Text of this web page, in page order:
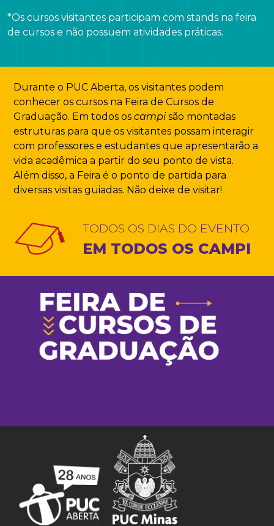
*Os cursos visitantes participam com stands na feira
de cursos e não possuem atividades práticas.
Durante o PUC Aberta, os visitantes podem
conhecer os cursos na Feira de Cursos de
Graduação. Em todos oscampisão montadas
estruturas para que os visitantes possam interagir
com professores e estudantes que apresentarão a
vida acadêmica a partir do seu ponto de vista.
Além disso, a Feira é o ponto de partida para
diversas visitas guiadas. Não deixe de visitar!
TODOS OS DIAS DO EVENTO
EM TODOS OS CAMPI